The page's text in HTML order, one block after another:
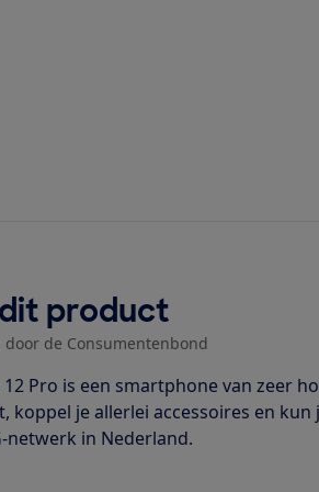
product
door de Consumentenbond
12 Pro is een smartphone van zeer
koppel je allerlei accessoires en
netwerk in Nederland.